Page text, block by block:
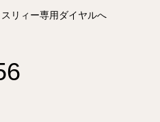
リィー専用ダイヤルへ